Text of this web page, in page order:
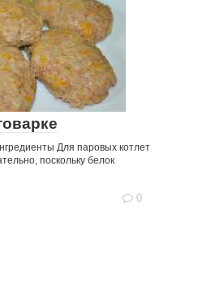
Для паровых котлет
поскольку белок
0